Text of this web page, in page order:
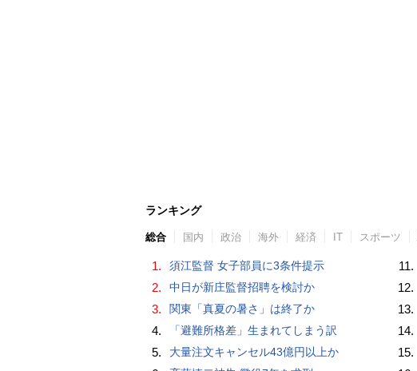
ランキング
総合 国内 政治 海外 経済 IT スポーツ
1. 須江監督 女子部員に3条件提示
2. 中日が新庄監督招聘を検討か
3. 関東「真夏の暑さ」は終了か
4. 「避難所格差」生まれてしまう訳
5. 大量注文キャンセル43億円以上か
11.
12.
13.
14.
15.